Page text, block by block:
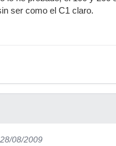
ser como el C1 claro.
08/2009